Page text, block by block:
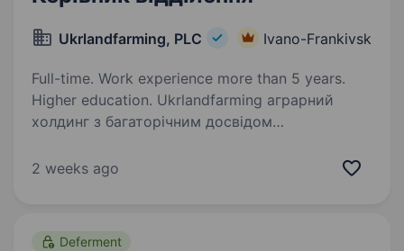
Ukrlandfarming, PLC Ivano-Frankivsk
Full-time. Work experience more than 5 years.
Higher education. Ukrlandfarming аграрний
холдинг з багаторічним досвідом
культур. Наші підприємства успішно працюють
2 weeks ago
Deferment